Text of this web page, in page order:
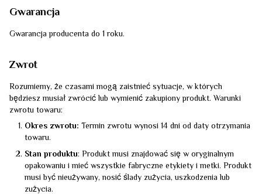
Gwarancja
Gwarancja producenta do 1 roku.
Zwrot
Rozumiemy, że czasami mogą zaistnieć sytuacje, w których
będziesz musiał zwrócić lub wymienić zakupiony produkt. Warunki
zwrotu towaru:
Okres zwrotu: Termin zwrotu wynosi 14 dni od daty otrzymania
towaru.
Stan produktu: Produkt musi znajdować się w oryginalnym
opakowaniu i mieć wszystkie fabryczne etykiety i metki. Produkt
musi być nieużywany, nosić ślady zużycia, uszkodzenia lub
zużycia.